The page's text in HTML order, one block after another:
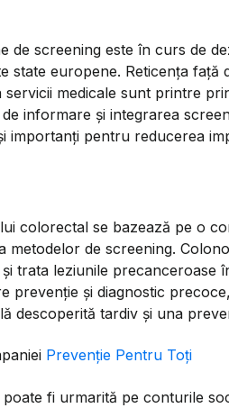
de screening este în curs de
state europene. Reticența
medicale sunt printre
informare și integrarea
importanți pentru reducerea
colorectal se bazează pe o
metodelor de screening.
trata leziunile precanceroase
prevenție și diagnostic
descoperită tardiv și una
Prevenție Pentru Toți
fi urmarită pe conturile